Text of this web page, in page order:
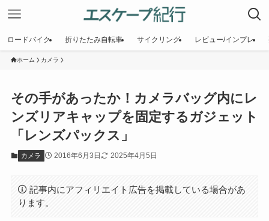
ロードバイク 折りたたみ自転車 サイクリング レビュー/インプレ
ホーム カメラ
その手があったか！カメラバッグ内にレ
ンズリアキャップを固定するガジェット
「レンズパックス」
カメラ 2016年6月3日 2025年4月5日
記事内にアフィリエイト広告を掲載している場合があ
ります。